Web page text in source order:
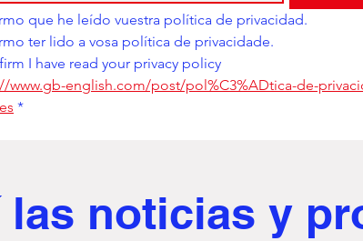
I have read your privacy policy
www.gb-english.com/post/pol%C3%ADtica-de-
*
las noticias y